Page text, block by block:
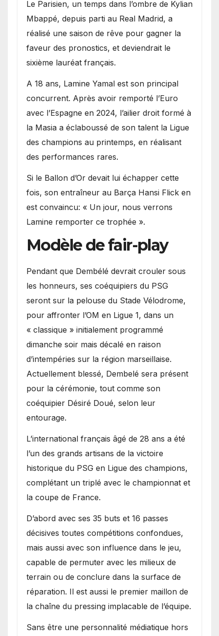
Le Parisien, un temps dans l’ombre de Kylian
Mbappé, depuis parti au Real Madrid, a
réalisé une saison de rêve pour gagner la
faveur des pronostics, et deviendrait le
sixième lauréat français.
A 18 ans, Lamine Yamal est son principal
concurrent. Après avoir remporté l’Euro
avec l’Espagne en 2024, l’ailier droit formé à
la Masia a éclaboussé de son talent la Ligue
des champions au printemps, en réalisant
des performances rares.
Si le Ballon d’Or devait lui échapper cette
fois, son entraîneur au Barça Hansi Flick en
est convaincu: « Un jour, nous verrons
Lamine remporter ce trophée ».
Modèle de fair-play
Pendant que Dembélé devrait crouler sous
les honneurs, ses coéquipiers du PSG
seront sur la pelouse du Stade Vélodrome,
pour affronter l’OM en Ligue 1, dans un
« classique » initialement programmé
dimanche soir mais décalé en raison
d’intempéries sur la région marseillaise.
Actuellement blessé, Dembelé sera présent
pour la cérémonie, tout comme son
coéquipier Désiré Doué, selon leur
entourage.
L’international français âgé de 28 ans a été
l’un des grands artisans de la victoire
historique du PSG en Ligue des champions,
complétant un triplé avec le championnat et
la coupe de France.
D’abord avec ses 35 buts et 16 passes
décisives toutes compétitions confondues,
mais aussi avec son influence dans le jeu,
capable de permuter avec les milieux de
terrain ou de conclure dans la surface de
réparation. Il est aussi le premier maillon de
la chaîne du pressing implacable de l’équipe.
Sans être une personnalité médiatique hors